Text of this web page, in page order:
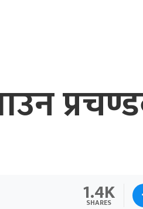
1.4K
SHARES